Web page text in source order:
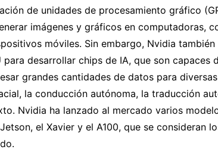
de unidades de procesamiento gráfico
imágenes y gráficos en computadoras,
móviles. Sin embargo, Nvidia
para desarrollar chips de IA, que son capaces
grandes cantidades de datos para
la conducción autónoma, la traducción
Nvidia ha lanzado al mercado varios
el Xavier y el A100, que se consideran